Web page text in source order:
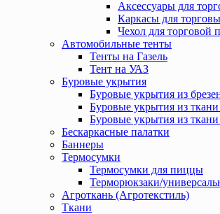
Аксессуары для
Каркасы для
Чехол для торговой
Автомобильные тенты
Тенты на Газель
Тент на УАЗ
Буровые укрытия
Буровые укрытия из
Буровые укрытия из ткани
Буровые укрытия из
Бескаркасные палатки
Баннеры
Термосумки
Термосумки для пиццы
Терморюкзаки/
Агроткань (Агротекстиль)
Ткани